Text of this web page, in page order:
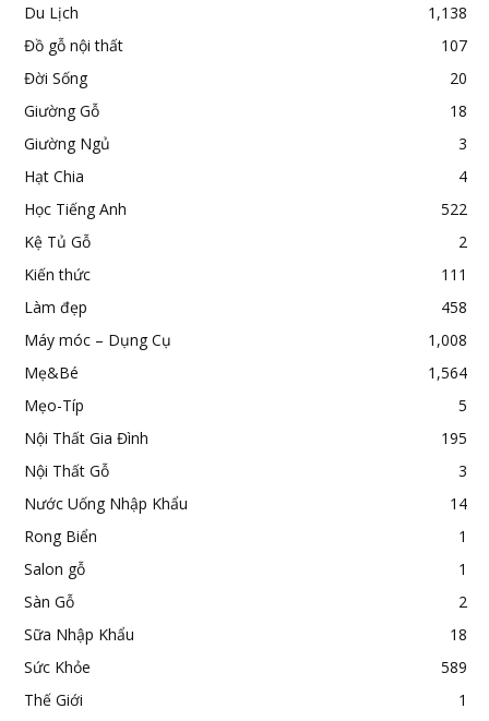
Du Lịch
1,138
Đồ gỗ nội thất
107
Đời Sống
20
Giường Gỗ
18
Giường Ngủ
3
Hạt Chia
4
Học Tiếng Anh
522
Kệ Tủ Gỗ
2
Kiến thức
111
Làm đẹp
458
Máy móc – Dụng Cụ
1,008
Mẹ&Bé
1,564
Mẹo-Típ
5
Nội Thất Gia Đình
195
Nội Thất Gỗ
3
Nước Uống Nhập Khẩu
14
Rong Biển
1
Salon gỗ
1
Sàn Gỗ
2
Sữa Nhập Khẩu
18
Sức Khỏe
589
Thế Giới
1